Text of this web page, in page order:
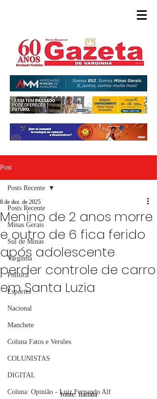
Post
Posts Recente
Minas Gerais
Sul de Minas
Varginha
Política
Esportes
Nacional
Manchete
Coluna Fatos e Versões
COLUNISTAS
DIGITAL
Coluna: Opinião - Luiz Fernando Alf
Posts Recente
Menino de 2 anos morre
e outro de 6 fica ferido
após adolescente
perder controle de carro
em Santa Luzia
8 de dez. de 2025
fonte: itatiaia